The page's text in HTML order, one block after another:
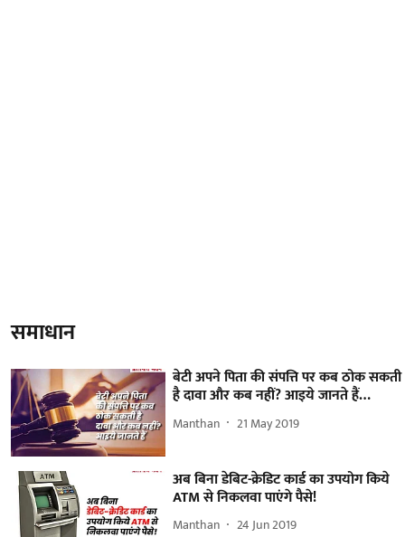
समाधान
बेटी अपने पिता की संपत्ति पर कब ठोक सकती
है दावा और कब नहीं? आइये जानते हैं…
Manthan 21 May 2019
अब बिना डेबिट-क्रेडिट कार्ड का उपयोग किये
ATM से निकलवा पाएंगे पैसे!
Manthan 24 Jun 2019